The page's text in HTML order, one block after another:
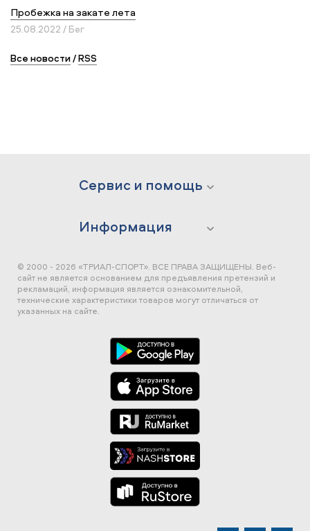
Пробежка на закате лета
25.08.2022 / Бег
Все новости/RSS
Сервис и помощь
Информация
© 2000 - 2026 «ТРИАЛ-СПОРТ». ВСЕ ПРАВА ЗАЩИЩЕНЫ. Веб-
сайт не является основанием для предъявления претензий и
рекламаций, информация является ознакомительной,
технические характеристики товаров могут отличаться от
указанных на сайте.